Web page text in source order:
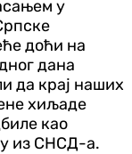
у
доћи на
дана
да крај наших
хиљаде
као
из СНСД-а.